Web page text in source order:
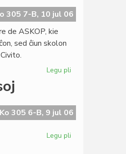
invitas
305 7-B, 10 jul 06
de ASKOP, kie
sed ĉiun skolon
Legu pli
SUM
2006
305 6-B, 9 jul 06
Legu pli